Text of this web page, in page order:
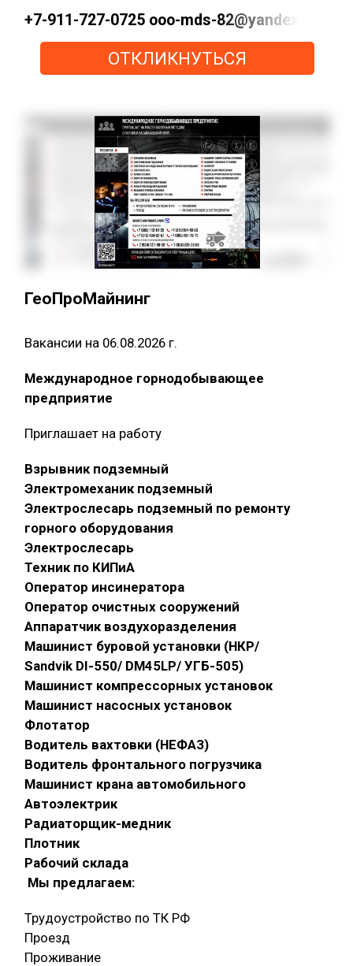
+7-911-727-0725 ooo-mds-82@yandex.ru
ОТКЛИКНУТЬСЯ
ГеоПроМайнинг
Вакансии на 06.08.2026 г.
Международное горнодобывающее
предприятие
Приглашает на работу
Взрывник подземный
Электромеханик подземный
Электрослесарь подземный по ремонту
горного оборудования
Электрослесарь
Техник по КИПиА
Оператор инсинератора
Оператор очистных сооружений
Аппаратчик воздухоразделения
Машинист буровой установки (НКР/
Sandvik DI-550/ DM45LP/ УГБ-505)
Машинист компрессорных установок
Машинист насосных установок
Флотатор
Водитель вахтовки (НЕФАЗ)
Водитель фронтального погрузчика
Машинист крана автомобильного
Автоэлектрик
Радиаторщик-медник
Плотник
Рабочий склада
Мы предлагаем:
Трудоустройство по ТК РФ
Проезд
Проживание